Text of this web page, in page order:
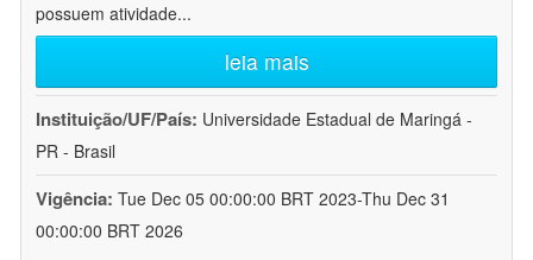
possuem atividade...
leia mais
Instituição/UF/País: Universidade Estadual de Maringá -
PR - Brasil
Vigência: Tue Dec 05 00:00:00 BRT 2023-Thu Dec 31
00:00:00 BRT 2026